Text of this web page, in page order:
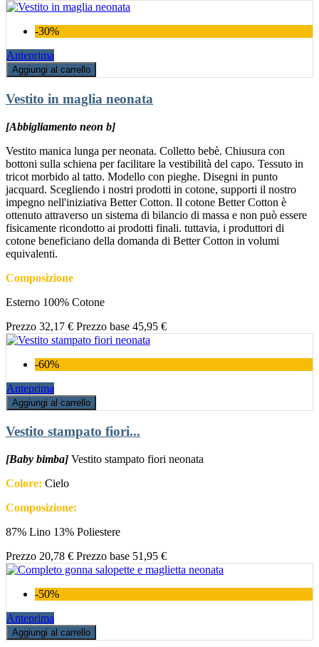
-30%
Anteprima
Aggiungi al carrello
Vestito in maglia neonata
[Abbigliamento neon b]
Vestito manica lunga per neonata. Colletto bebè. Chiusura con
bottoni sulla schiena per facilitare la vestibilità del capo. Tessuto in
tricot morbido al tatto. Modello con pieghe. Disegni in punto
jacquard. Scegliendo i nostri prodotti in cotone, supporti il nostro
impegno nell'iniziativa Better Cotton. Il cotone Better Cotton è
ottenuto attraverso un sistema di bilancio di massa e non può essere
fisicamente ricondotto ai prodotti finali. tuttavia, i produttori di
cotone beneficiano della domanda di Better Cotton in volumi
equivalenti.
Composizione
Esterno 100% Cotone
Prezzo 32,17 € Prezzo base 45,95 €
-60%
Anteprima
Aggiungi al carrello
Vestito stampato fiori...
[Baby bimba] Vestito stampato fiori neonata
Colore: Cielo
Composizione:
87% Lino 13% Poliestere
Prezzo 20,78 € Prezzo base 51,95 €
-50%
Anteprima
Aggiungi al carrello